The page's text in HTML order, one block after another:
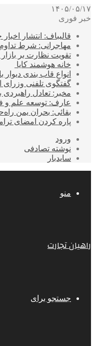
۱۴۰۵/۰۵/۱۷
خبر فوری
قالیباف: انتشار
مهاجرانی: شرط تداوم
تقویت نظارت بر
خانه هوشمند کایا
انواع قاب بندی
گفتگوی تلفنی وزرای
مخبر: تعادل
عارف: توسعه علم و
بقائی: بحران یمن
پاره کردن امضای
ورود
نوشته تصادفی
سایدبار
منو
راهیان تجارت
جستجو برای